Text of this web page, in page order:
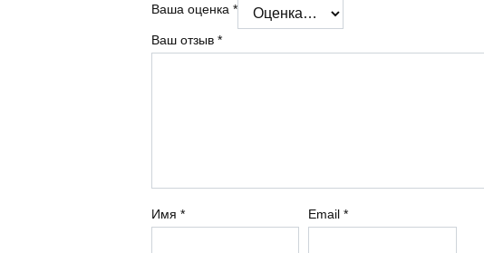
Ваша оценка *
Ваш отзыв *
Имя * Email*